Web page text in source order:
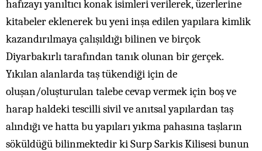
hafızayı yanıltıcı konak isimleri verilerek, üzerlerine
kitabeler eklenerek bu yeni inşa edilen yapılara kimlik
kazandırılmaya çalışıldığı bilinen ve birçok
Diyarbakırlı tarafından tanık olunan bir gerçek.
Yıkılan alanlarda taş tükendiği için de
oluşan/oluşturulan talebe cevap vermek için boş ve
harap haldeki tescilli sivil ve anıtsal yapılardan taş
alındığı ve hatta bu yapıları yıkma pahasına taşların
söküldüğü bilinmektedir ki Surp Sarkis Kilisesi bunun